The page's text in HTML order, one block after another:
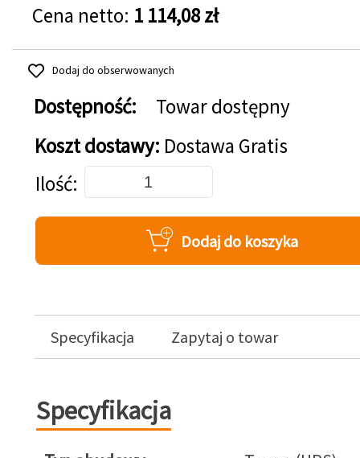
Cena netto: 1 114,08 zł
Dodaj do obserwowanych
Dostępność:
Towar dostępny
Koszt dostawy: Dostawa Gratis
Dodaj do koszyka
Ilość
Dodaj do koszyka
Specyfikacja Zapytaj o towar
Specyfikacja